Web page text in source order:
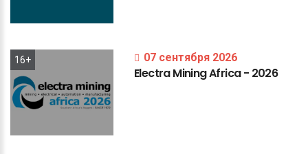
16+ 07 сентября 2026
ElectraMiningAfrica- 2026